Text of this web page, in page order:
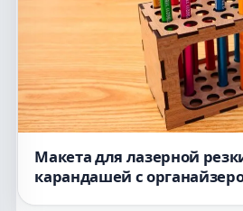
Макета для лазерной
карандашей с